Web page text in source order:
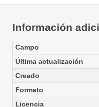
Información
Campo
Última actualización
Creado
Formato
Licencia